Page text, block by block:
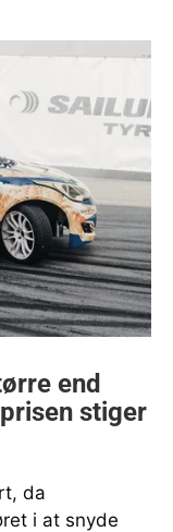
da
i at snyde